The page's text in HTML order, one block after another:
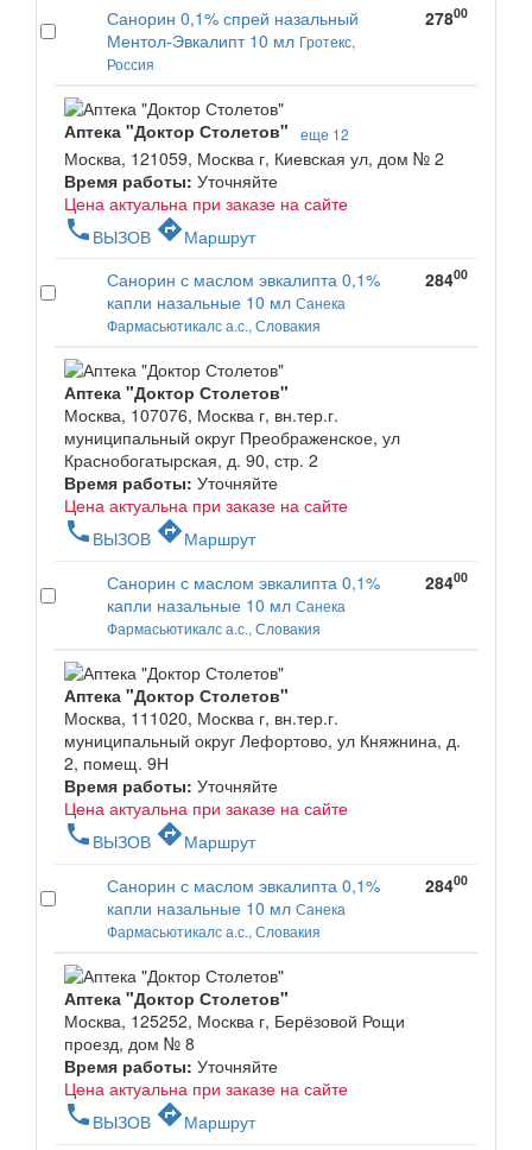
Санорин 0,1% спрей назальный
Ментол-Эвкалипт 10 мл Гротекс,
Россия
27800
Аптека "Доктор Столетов" еще 12
Москва, 121059, Москва г, Киевская ул, дом № 2
Время работы: Уточняйте
Цена актуальна при заказе на сайте
phone ВЫЗОВ directionsМаршрут
Санорин с маслом эвкалипта 0,1%
капли назальные 10 мл Санека
Фармасьютикалс а.с., Словакия
28400
Аптека "Доктор Столетов"
Москва, 107076, Москва г, вн.тер.г.
муниципальный округ Преображенское, ул
Краснобогатырская, д. 90, стр. 2
Время работы: Уточняйте
Цена актуальна при заказе на сайте
phone ВЫЗОВ directionsМаршрут
Санорин с маслом эвкалипта 0,1%
капли назальные 10 мл Санека
Фармасьютикалс а.с., Словакия
28400
Аптека "Доктор Столетов"
Москва, 111020, Москва г, вн.тер.г.
муниципальный округ Лефортово, ул Княжнина, д.
2, помещ. 9Н
Время работы: Уточняйте
Цена актуальна при заказе на сайте
phone ВЫЗОВ directionsМаршрут
Санорин с маслом эвкалипта 0,1%
капли назальные 10 мл Санека
Фармасьютикалс а.с., Словакия
28400
Аптека "Доктор Столетов"
Москва, 125252, Москва г, Берёзовой Рощи
проезд, дом № 8
Время работы: Уточняйте
Цена актуальна при заказе на сайте
phone ВЫЗОВ directionsМаршрут